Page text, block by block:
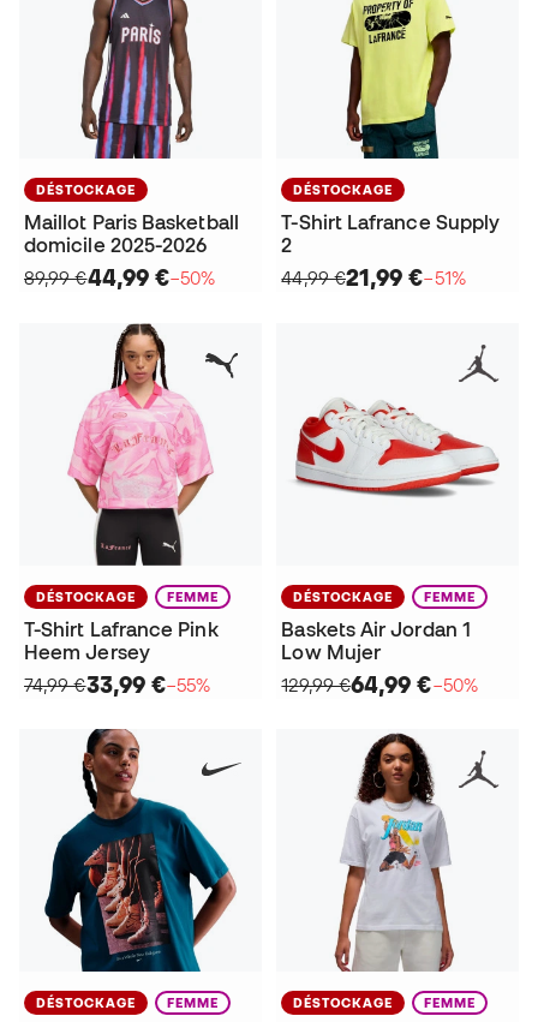
DÉSTOCKAGE
Maillot Paris Basketball
domicile 2025-2026
89,99 €44,99 €−50%
DÉSTOCKAGE
T-Shirt Lafrance Supply
2
44,99 €21,99 €−51%
DÉSTOCKAGE FEMME
T-Shirt Lafrance Pink
Heem Jersey
74,99 €33,99 €−55%
DÉSTOCKAGE FEMME
Baskets Air Jordan 1
Low Mujer
129,99 €64,99 €−50%
DÉSTOCKAGE FEMME DÉSTOCKAGE FEMME